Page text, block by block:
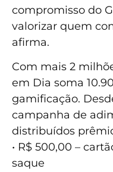
compromisso do
valorizar quem
afirma.
Com mais 2
em Dia soma
gamificação.
campanha de
distribuídos
• R$ 500,00 –
saque